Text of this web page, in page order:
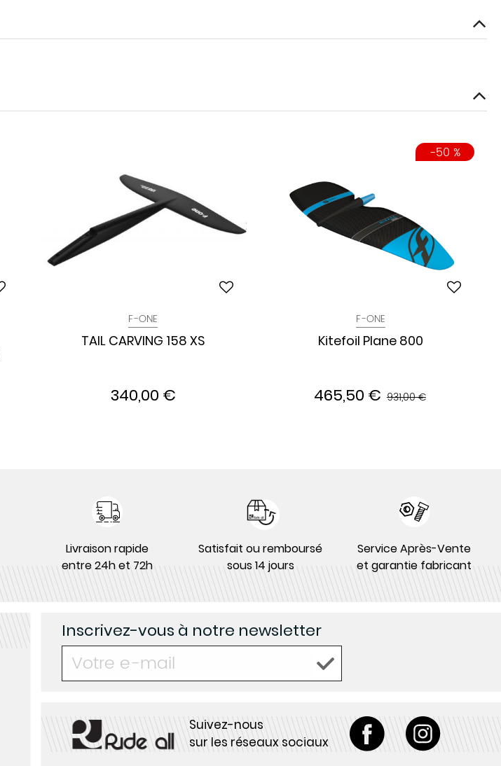
F-ONE
TAIL CARVING 158 XS
340,00 €
-50 %
F-ONE
Kitefoil Plane 800
465,50 € 931,00 €
Livraison rapide
entre 24h et 72h
Satisfait ou remboursé
sous 14 jours
Service Après-Vente
et garantie fabricant
Inscrivez-vous à notre newsletter
Suivez-nous
sur les réseaux sociaux